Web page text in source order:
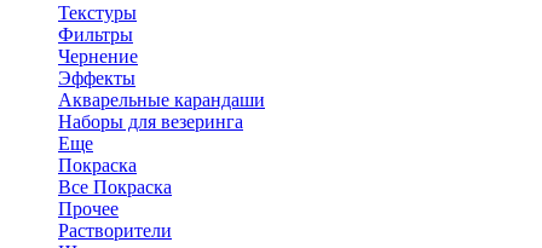
Текстуры
Фильтры
Чернение
Эффекты
Акварельные карандаши
Наборы для везеринга
Еще
Покраска
Все Покраска
Прочее
Растворители